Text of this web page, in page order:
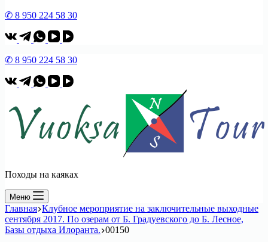
✆ 8 950 224 58 30
✆ 8 950 224 58 30
Походы на каяках
Меню
Главная Клубное мероприятие на заключительные выходные
сентября 2017. По озерам от Б. Градуевского до Б. Лесное,
Базы отдыха Илоранта. 00150